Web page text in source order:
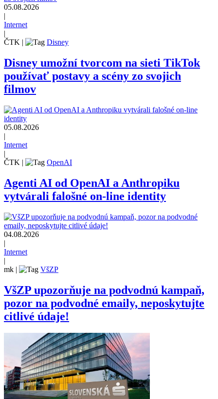
05.08.2026
|
Internet
|
ČTK | Disney
Disney umožní tvorcom na sieti TikTok
používať postavy a scény zo svojich
filmov
05.08.2026
|
Internet
|
ČTK | OpenAI
Agenti AI od OpenAI a Anthropiku
vytvárali falošné on-line identity
04.08.2026
|
Internet
|
mk | VšZP
VšZP upozorňuje na podvodnú kampaň,
pozor na podvodné emaily, neposkytujte
citlivé údaje!